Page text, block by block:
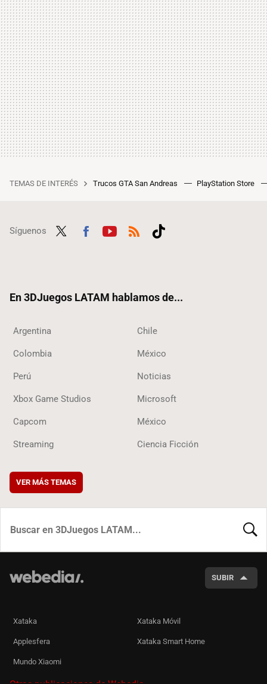
TEMAS DE INTERÉS Trucos GTA San Andreas PlayStation Store
Síguenos
En 3DJuegos LATAM hablamos de...
Argentina Chile
Colombia México
Perú Noticias
Xbox Game Studios Microsoft
Capcom México
Streaming Ciencia Ficción
VER MÁS TEMAS
SUBIR
Xataka Xataka Móvil
Applesfera Xataka Smart Home
Mundo Xiaomi